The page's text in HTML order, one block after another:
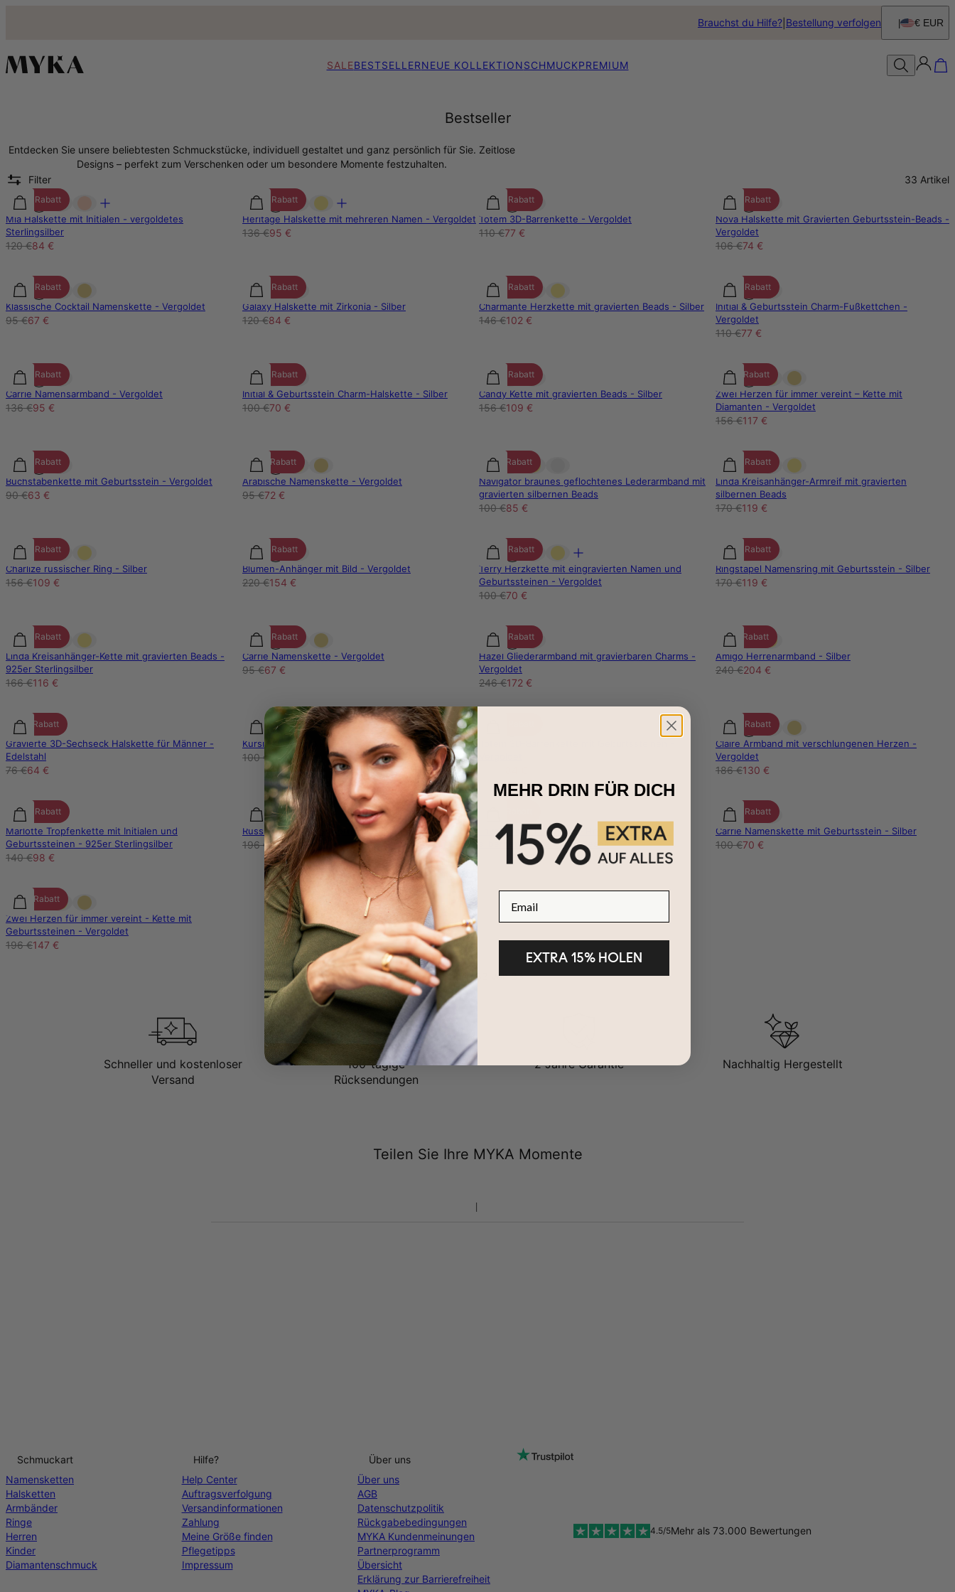
Brauchst du Hilfe? Bestellung verfolgen € EUR
SALEBESTSELLERNEUE KOLLEKTIONSCHMUCKPREMIUM
Bestseller
Entdecken Sie unsere beliebtesten Schmuckstücke, individuell gestaltet und ganz persönlich für Sie. Zeitlose
Designs – perfekt zum Verschenken oder um besondere Momente festzuhalten.
Filter
33 Artikel
30% Rabatt
Mia Halskette mit Initialen - vergoldetes
Sterlingsilber
120 €84 €
30% Rabatt
Heritage Halskette mit mehreren Namen - Vergoldet
136 €95 €
30% Rabatt
Totem 3D-Barrenkette - Vergoldet
110 €77 €
30% Rabatt
Nova Halskette mit Gravierten Geburtsstein-Beads -
Vergoldet
106 €74 €
30% Rabatt
Klassische Cocktail Namenskette - Vergoldet
95 €67 €
30% Rabatt
Galaxy Halskette mit Zirkonia - Silber
120 €84 €
30% Rabatt
Charmante Herzkette mit gravierten Beads - Silber
146 €102 €
30% Rabatt
Initial & Geburtsstein Charm-Fußkettchen -
Vergoldet
110 €77 €
30% Rabatt
Carrie Namensarmband - Vergoldet
136 €95 €
30% Rabatt
Initial & Geburtsstein Charm-Halskette - Silber
100 €70 €
30% Rabatt
Candy Kette mit gravierten Beads - Silber
156 €109 €
25% Rabatt
Zwei Herzen für immer vereint – Kette mit
Diamanten - Vergoldet
156 €117 €
30% Rabatt
Buchstabenkette mit Geburtsstein - Vergoldet
90 €63 €
25% Rabatt
Arabische Namenskette - Vergoldet
95 €72 €
15% Rabatt
Navigator braunes geflochtenes Lederarmband mit
gravierten silbernen Beads
100 €85 €
30% Rabatt
Linda Kreisanhänger-Armreif mit gravierten
silbernen Beads
170 €119 €
30% Rabatt
Charlize russischer Ring - Silber
156 €109 €
30% Rabatt
Blumen-Anhänger mit Bild - Vergoldet
220 €154 €
30% Rabatt
Terry Herzkette mit eingravierten Namen und
Geburtssteinen - Vergoldet
100 €70 €
30% Rabatt
Ringstapel Namensring mit Geburtsstein - Silber
170 €119 €
30% Rabatt
Linda Kreisanhänger-Kette mit gravierten Beads -
925er Sterlingsilber
166 €116 €
30% Rabatt
Carrie Namenskette - Vergoldet
95 €67 €
30% Rabatt
Hazel Gliederarmband mit gravierbaren Charms -
Vergoldet
246 €172 €
15% Rabatt
Amigo Herrenarmband - Silber
240 €204 €
15% Rabatt
Gravierte 3D-Sechseck Halskette für Männer -
Edelstahl
76 €64 €
30% Rabatt
Kursive Namenskette - Vergoldet
100 €70 €
30% Rabatt
Claire Armband mit verschlungenen Herzen -
Vergoldet
186 €130 €
30% Rabatt
Marlotte Tropfenkette mit Initialen und
Geburtssteinen - 925er Sterlingsilber
140 €98 €
30% Rabatt
Russische Ring-Halskette mit 3 Ringen - Silber
196 €137 €
Lavastein & Tiegerauge Herrenarmband mit
silbernen gravierbaren Beads
132 €
30% Rabatt
Carrie Namenskette mit Geburtsstein - Silber
100 €70 €
25% Rabatt
Zwei Herzen für immer vereint - Kette mit
Geburtssteinen - Vergoldet
196 €147 €
Gesehen 33 von 33
Schneller und kostenloser
Versand
100-tägige
Rücksendungen
2 Jahre Garantie Nachhaltig Hergestellt
Teilen Sie Ihre MYKA Momente
Schmuckart
Namensketten
Halsketten
Armbänder
Ringe
Herren
Kinder
Diamantenschmuck
Hilfe?
Help Center
Auftragsverfolgung
Versandinformationen
Zahlung
Meine Größe finden
Pflegetipps
Impressum
Über uns
Über uns
AGB
Datenschutzpolitik
Rückgabebedingungen
MYKA Kundenmeinungen
Partnerprogramm
Übersicht
Erklärung zur Barrierefreiheit
4.5/5Mehr als 73.000 Bewertungen
MEHR DRIN FÜR DICH
EXTRA 15% HOLEN